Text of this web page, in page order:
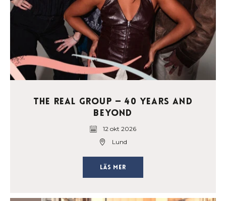
The Real Group — 40 Years and
Beyond
12 okt 2026
Lund
Läs mer